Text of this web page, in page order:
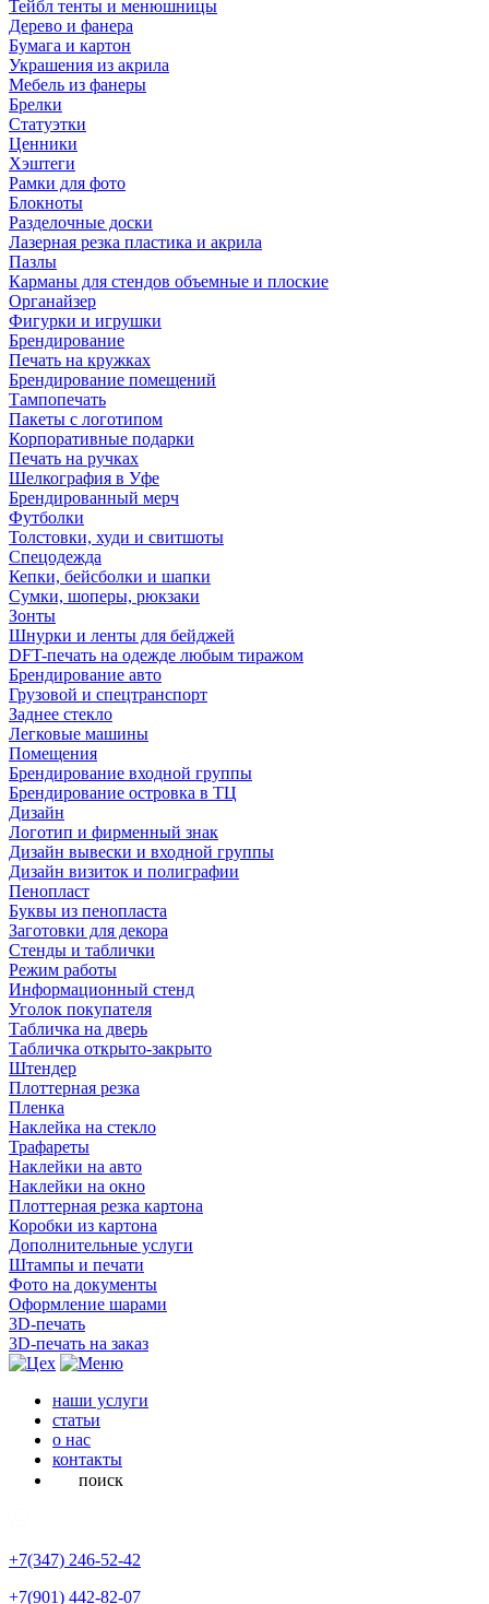
Тейбл тенты и менюшницы
Дерево и фанера
Бумага и картон
Украшения из акрила
Мебель из фанеры
Брелки
Статуэтки
Ценники
Хэштеги
Рамки для фото
Блокноты
Разделочные доски
Лазерная резка пластика и акрила
Пазлы
Карманы для стендов объемные и плоские
Органайзер
Фигурки и игрушки
Брендирование
Печать на кружках
Брендирование помещений
Тампопечать
Пакеты с логотипом
Корпоративные подарки
Печать на ручках
Шелкография в Уфе
Брендированный мерч
Футболки
Толстовки, худи и свитшоты
Спецодежда
Кепки, бейсболки и шапки
Сумки, шоперы, рюкзаки
Зонты
Шнурки и ленты для бейджей
DFT-печать на одежде любым тиражом
Брендирование авто
Грузовой и спецтранспорт
Заднее стекло
Легковые машины
Помещения
Брендирование входной группы
Брендирование островка в ТЦ
Дизайн
Логотип и фирменный знак
Дизайн вывески и входной группы
Дизайн визиток и полиграфии
Пенопласт
Буквы из пенопласта
Заготовки для декора
Стенды и таблички
Режим работы
Информационный стенд
Уголок покупателя
Табличка на дверь
Табличка открыто-закрыто
Штендер
Плоттерная резка
Пленка
Наклейка на стекло
Трафареты
Наклейки на авто
Наклейки на окно
Плоттерная резка картона
Коробки из картона
Дополнительные услуги
Штампы и печати
Фото на документы
Оформление шарами
3D-печать
3D-печать на заказ
наши услуги
статьи
о нас
контакты
поиск
+7(347) 246-52-42
+7(901) 442-82-07